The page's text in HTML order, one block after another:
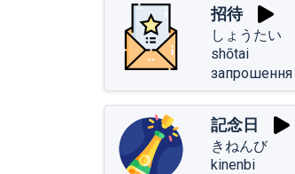
招待
しょうたい
shōtai
запрошення
記念日
きねんび
kinenbi